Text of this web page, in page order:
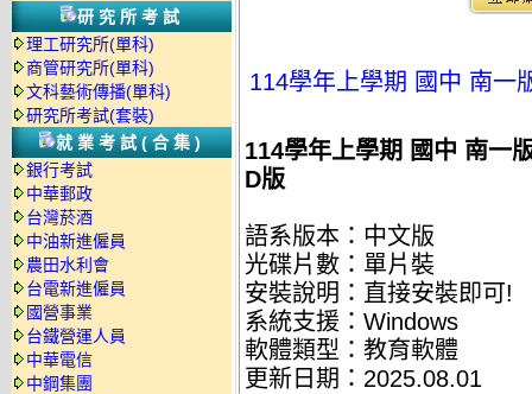
研究所考試
理工研究所(單科)
商管研究所(單科)
文科藝術傳播(單科)
研究所考試(套裝)
就業考試(合集)
銀行考試
中華郵政
台灣菸酒
中油新進僱員
農田水利會
台電新進僱員
國營事業
台鐵營運人員
中華電信
中鋼集團
114學年上學期 國中 南一
114學年上學期 國中 南一
D版
語系版本：中文版
光碟片數：單片裝
安裝說明：直接安裝即可!
系統支援：Windows
軟體類型：教育軟體
更新日期：2025.08.01